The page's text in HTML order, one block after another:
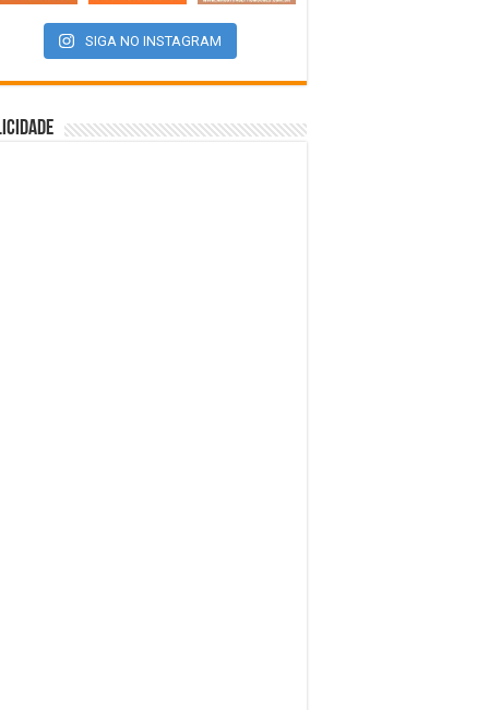
SIGA NO INSTAGRAM